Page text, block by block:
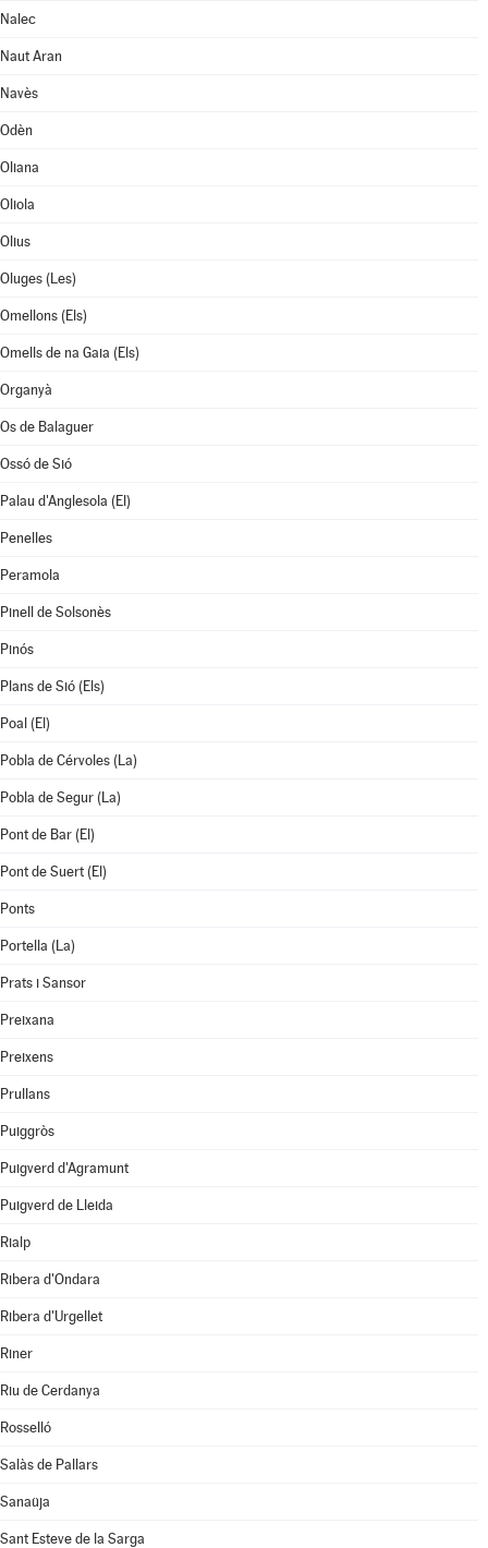
Nalec
Naut Aran
Navès
Odèn
Oliana
Oliola
Olius
Oluges (Les)
Omellons (Els)
Omells de na Gaia (Els)
Organyà
Os de Balaguer
Ossó de Sió
Palau d'Anglesola (El)
Penelles
Peramola
Pinell de Solsonès
Pinós
Plans de Sió (Els)
Poal (El)
Pobla de Cérvoles (La)
Pobla de Segur (La)
Pont de Bar (El)
Pont de Suert (El)
Ponts
Portella (La)
Prats i Sansor
Preixana
Preixens
Prullans
Puiggròs
Puigverd d'Agramunt
Puigverd de Lleida
Rialp
Ribera d'Ondara
Ribera d'Urgellet
Riner
Riu de Cerdanya
Rosselló
Salàs de Pallars
Sanaüja
Sant Esteve de la Sarga